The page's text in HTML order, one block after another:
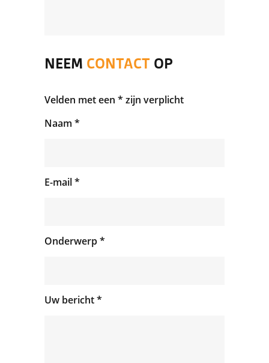
NEEM CONTACT OP
Velden met een * zijn verplicht
Naam *
E-mail *
Onderwerp *
Uw bericht *